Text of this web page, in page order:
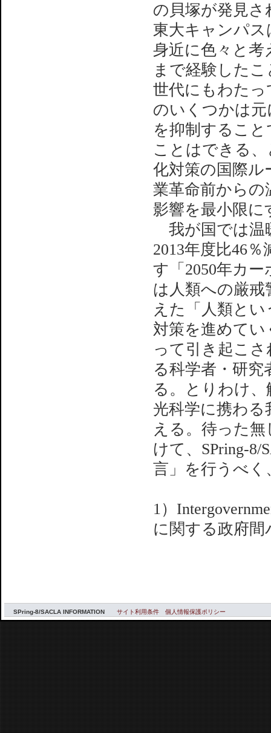
の貝塚が発見
東大キャンパ
身近に色々と考
まで経験した
世代にもわた
のいくつかは
を抑制するこ
ことはできる
化対策の国際ル
業革命前からの
影響を最小限に
我が国では温
2013年度比46
す「2050年カ
は人類への厳戒
えた「人類と
対策を進めて
って引き起こ
る科学者・研
る。とりわけ
光科学に携わ
える。待った
けて、SPring-
言」を行うべ
1）
に関する政府間
SPring-8/SACLA INFORMATION サイト利用条件 個人情報保護ポリシー